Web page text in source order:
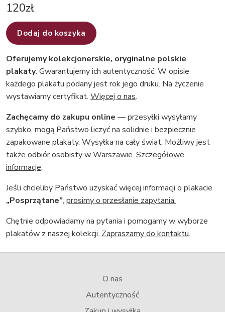
120zł
Dodaj do koszyka
Oferujemy kolekcjonerskie, oryginalne polskie
plakaty. Gwarantujemy ich autentyczność. W opisie
każdego plakatu podany jest rok jego druku. Na życzenie
wystawiamy certyfikat. Więcej o nas.
Zachęcamy do zakupu online — przesyłki wysyłamy
szybko, mogą Państwo liczyć na solidnie i bezpiecznie
zapakowane plakaty. Wysyłka na cały świat. Możliwy jest
także odbiór osobisty w Warszawie. Szczegółowe
informacje.
Jeśli chcieliby Państwo uzyskać więcej informacji o plakacie
„Posprzątane”, prosimy o przesłanie zapytania.
Chętnie odpowiadamy na pytania i pomogamy w wyborze
plakatów z naszej kolekcji. Zapraszamy do kontaktu.
O nas
Autentyczność